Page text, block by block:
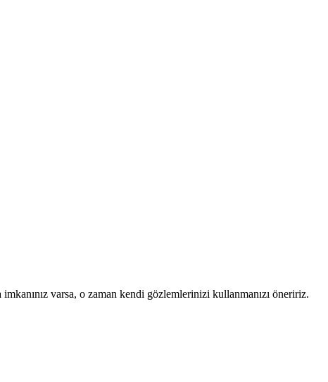
varsa, o zaman kendi gözlemlerinizi kullanmanızı öneririz.